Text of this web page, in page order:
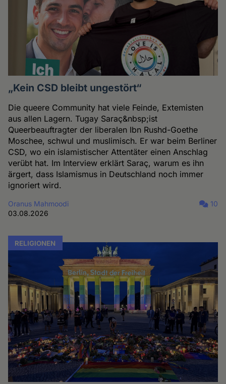
„Kein CSD bleibt ungestört“
Die queere Community hat viele Feinde, Extemisten
aus allen Lagern. Tugay Saraç&nbsp;ist
Queerbeauftragter der liberalen Ibn Rushd-Goethe
Moschee, schwul und muslimisch. Er war beim Berliner
CSD, wo ein islamistischer Attentäter einen Anschlag
verübt hat. Im Interview erklärt Saraç, warum es ihn
ärgert, dass Islamismus in Deutschland noch immer
ignoriert wird.
Oranus Mahmoodi
03.08.2026
10
RELIGIONEN